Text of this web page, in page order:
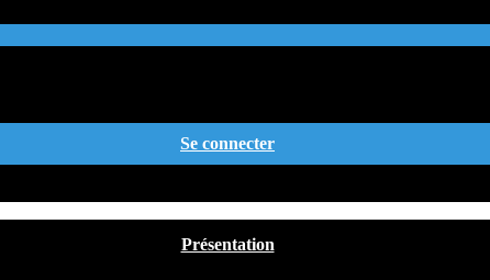
Se connecter
Présentation